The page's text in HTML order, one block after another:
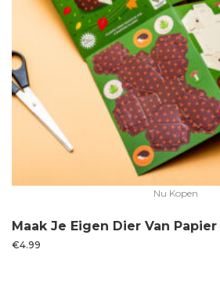
Nu Kopen
Maak Je Eigen Dier Van Papier
€4.99